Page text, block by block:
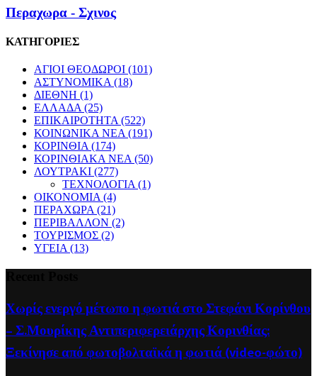
Περαχωρα - Σχινος
ΚΑΤΗΓΟΡΙΕΣ
ΑΓΙΟΙ ΘΕΟΔΩΡΟΙ (101)
ΑΣΤΥΝΟΜΙΚΑ (18)
ΔΙΕΘΝΗ (1)
ΕΛΛΑΔΑ (25)
ΕΠΙΚΑΙΡΟΤΗΤΑ (522)
ΚΟΙΝΩΝΙΚΑ ΝΕΑ (191)
ΚΟΡΙΝΘΙΑ (174)
ΚΟΡΙΝΘΙΑΚΑ ΝΕΑ (50)
ΛΟΥΤΡΑΚΙ (277)
ΤΕΧΝΟΛΟΓΙΑ (1)
ΟΙΚΟΝΟΜΙΑ (4)
ΠΕΡΑΧΩΡΑ (21)
ΠΕΡΙΒΑΛΛΟΝ (2)
ΤΟΥΡΙΣΜΟΣ (2)
ΥΓΕΙΑ (13)
Χωρίς ενεργό μέτωπο η φωτιά στο Στεφάνι Κορίνθου
– Σ.Μουρίκης Αντιπεριφερειάρχης Κορινθίας:
Ξεκίνησε από φωτοβολταϊκά η φωτιά (video-φώτο)